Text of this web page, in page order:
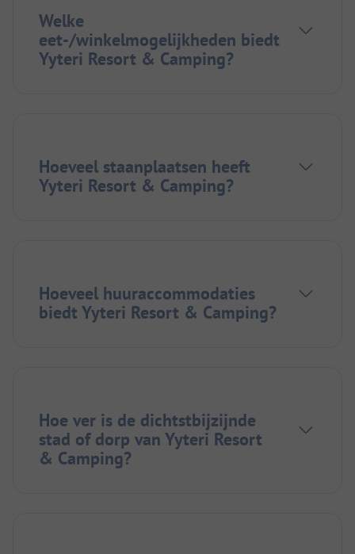
Welke
eet-/winkelmogelijkheden biedt
Yyteri Resort & Camping?
Hoeveel staanplaatsen heeft
Yyteri Resort & Camping?
Hoeveel huuraccommodaties
biedt Yyteri Resort & Camping?
Hoe ver is de dichtstbijzijnde
stad of dorp van Yyteri Resort
& Camping?